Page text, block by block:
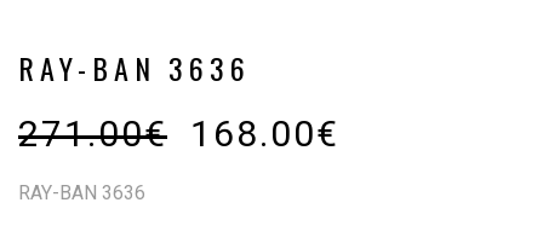
RAY-BAN 3636
271.00€ 168.00€
RAY-BAN 3636